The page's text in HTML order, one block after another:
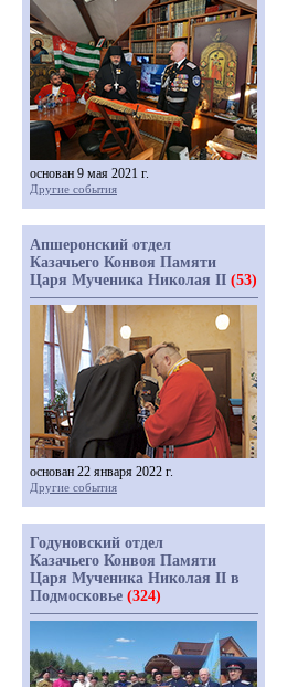
основан 9 мая 2021 г.
Другие события
Апшеронский отдел
Казачьего Конвоя Памяти
Царя Мученика Николая II (53)
основан 22 января 2022 г.
Другие события
Годуновский отдел
Казачьего Конвоя Памяти
Царя Мученика Николая II в
Подмосковье (324)